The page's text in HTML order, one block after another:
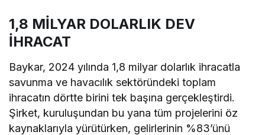
1,8 MİLYAR DOLARLIK DEV
İHRACAT
Baykar, 2024 yılında 1,8 milyar dolarlık ihracatla
savunma ve havacılık sektöründeki toplam
ihracatın dörtte birini tek başına gerçekleştirdi.
Şirket, kuruluşundan bu yana tüm projelerini öz
kaynaklarıyla yürütürken, gelirlerinin %83’ünü